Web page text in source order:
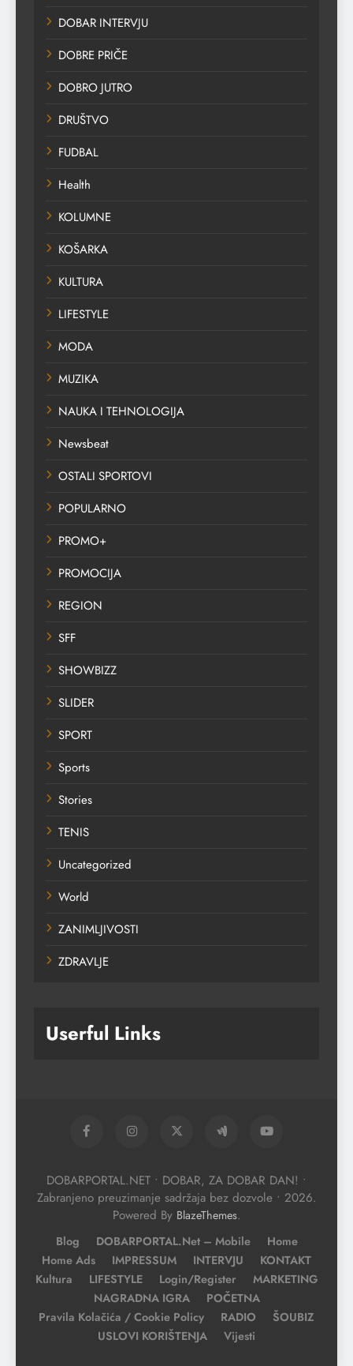
DOBAR INTERVJU
DOBRE PRIČE
DOBRO JUTRO
DRUŠTVO
FUDBAL
Health
KOLUMNE
KOŠARKA
KULTURA
LIFESTYLE
MODA
MUZIKA
NAUKA I TEHNOLOGIJA
Newsbeat
OSTALI SPORTOVI
POPULARNO
PROMO+
PROMOCIJA
REGION
SFF
SHOWBIZZ
SLIDER
SPORT
Sports
Stories
TENIS
Uncategorized
World
ZANIMLJIVOSTI
ZDRAVLJE
Userful Links
DOBARPORTAL.NET • DOBAR, ZA DOBAR DAN! •
Zabranjeno preuzimanje sadržaja bez dozvole • 2026.
Powered By BlazeThemes.
Blog DOBARPORTAL.net – Mobile
Home
Home Ads
IMPRESSUM INTERVJU
KONTAKT
Kultura
LIFESTYLE Login/Register
MARKETING
NAGRADNA IGRA
POČETNA
Pravila Kolačića / Cookie Policy
RADIO
ŠOUBIZ
USLOVI KORIŠTENJA
Vijesti